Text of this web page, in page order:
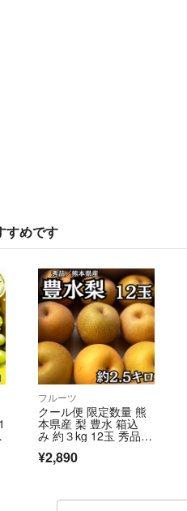
すめです
フルーツ
クール便 限定数量 熊
本県産 梨 豊水 箱込
み 約３kg 12玉 秀品 S
サイズ 小玉 小ぶり 市
場直送 家庭用 お得フ
¥2,890